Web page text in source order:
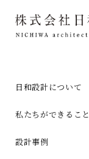
日和設計について
私たちができること
設計事例